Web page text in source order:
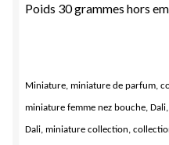
Poids 30 grammes hors
Miniature, miniature de parfum,
miniature femme nez bouche,
Dali, miniature collection,